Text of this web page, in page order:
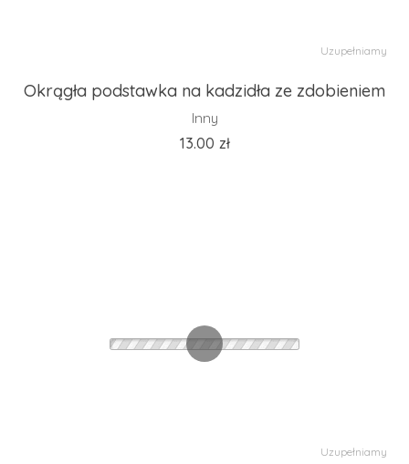
Uzupełniamy
Okrągła podstawka na kadzidła ze zdobieniem
Inny
13.00 zł
Uzupełniamy